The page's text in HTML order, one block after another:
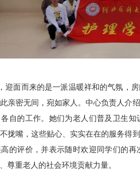
迎面而来的是一派温暖祥和的气氛，
亲密无间，宛如家人。中心负责人介
自的工作。她们为老人们普及卫生
拢嘴，这些贴心、实实在在的服务得
的评价，并表示随时欢迎同学们的
尊重老人的社会环境贡献力量。